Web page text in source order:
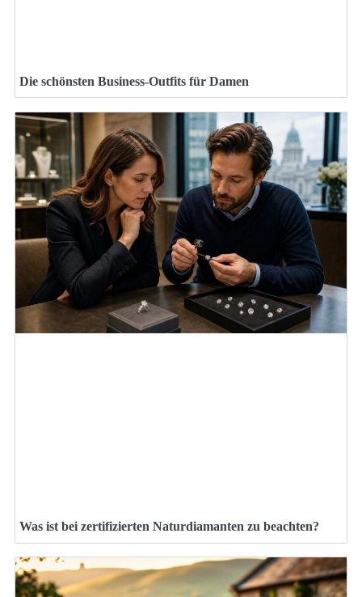
Die schönsten Business-Outfits für Damen
Was ist bei zertifizierten Naturdiamanten zu beachten?